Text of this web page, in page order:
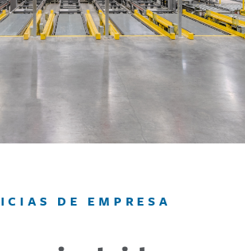
DE EMPRESA